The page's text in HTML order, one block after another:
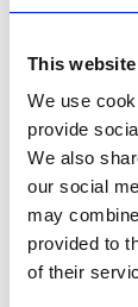
This
We use
provide
We also
our social
may
provided to
of their
producera
Historiskt
som 20-
svenska
Rogefeldt,
flera. Har i
somras 2:a
haft